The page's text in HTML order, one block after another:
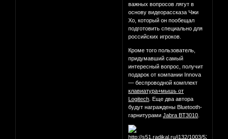
важных вопросов лягут в
основу видеорассказа Чжи
Хо, который он пообещал
подготовить специально для
российских игроков.
Кроме того пользователь,
придумавший самый
интересный вопрос, получит
подарок от компании Innova
— беспроводной комплект
клавиатура+мышь от
Logitech . Еще два автора
будут награждены Bluetooth-
гарнитурамиJabra BT3010